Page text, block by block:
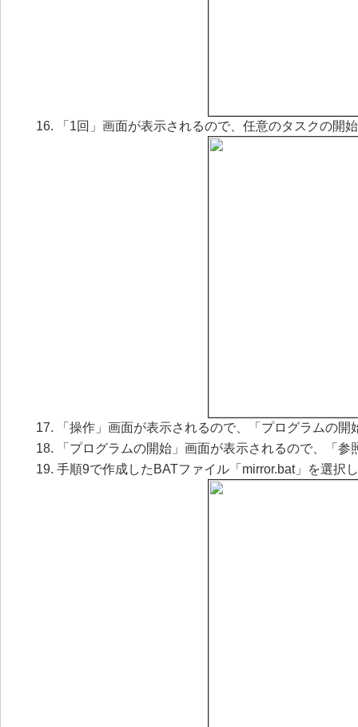
「1回」画面が表示されるので、任意のタスクの開
「操作」画面が表示されるので、「プログラムの
「プログラムの開始」画面が表示されるので、「
手順9で作成したBATファイル「mirror.bat」を選択